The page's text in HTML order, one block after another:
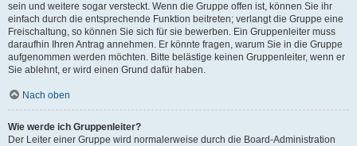
sein und weitere sogar versteckt. Wenn die Gruppe offen ist, können Sie ihr
einfach durch die entsprechende Funktion beitreten; verlangt die Gruppe eine
Freischaltung, so können Sie sich für sie bewerben. Ein Gruppenleiter muss
daraufhin Ihren Antrag annehmen. Er könnte fragen, warum Sie in die Gruppe
aufgenommen werden möchten. Bitte belästige keinen Gruppenleiter, wenn er
Sie ablehnt, er wird einen Grund dafür haben.
Nach oben
Wie werde ich Gruppenleiter?
Der Leiter einer Gruppe wird normalerweise durch die Board-Administration